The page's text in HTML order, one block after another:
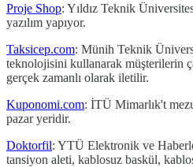
Proje Shop: Yıldız Teknik
yazılım yapıyor.
Taksicep.com: Münih Teknik
teknolojisini kullanarak müşterilerin
gerçek zamanlı olarak iletilir.
Kuponomi.com: İTÜ Mimarlık't
pazar yeridir.
Doktorfil: YTÜ Elektronik ve
tansiyon aleti, kablosuz baskül,